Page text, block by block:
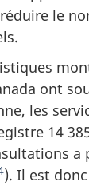
le
ont
les
14
a
). Il est